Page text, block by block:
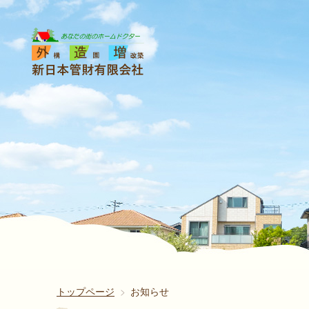
トップページ お知らせ